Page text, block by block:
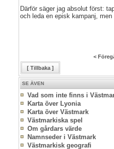
Därför säger jag absolut först:
och leda en episk kampanj,
<
[ Tillbaka ]
SE ÄVEN
Vad som inte finns i
Karta över Lyonia
Karta över Västmark
Västmarkiska spel
Om gårdars värde
Namnseder i Västmark
Västmarkisk geografi